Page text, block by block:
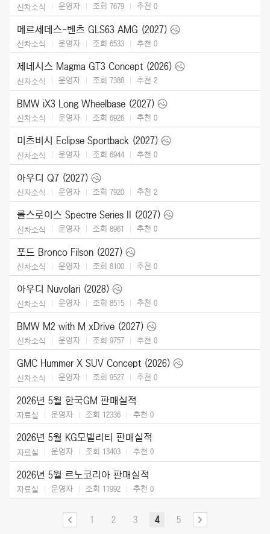
신차소식 운영자 조회 7679 추천 0
메르세데스-벤츠 GLS63 AMG (2027)
신차소식 운영자 조회 6533 추천 0
제네시스 Magma GT3 Concept (2026)
신차소식 운영자 조회 7388 추천 2
BMW iX3 Long Wheelbase (2027)
신차소식 운영자 조회 6926 추천 0
미츠비시 Eclipse Sportback (2027)
신차소식 운영자 조회 6944 추천 0
아우디 Q7 (2027)
신차소식 운영자 조회 7920 추천 2
롤스로이스 Spectre Series II (2027)
신차소식 운영자 조회 8961 추천 0
포드 Bronco Filson (2027)
신차소식 운영자 조회 8100 추천 0
아우디 Nuvolari (2028)
신차소식 운영자 조회 8515 추천 0
BMW M2 with M xDrive (2027)
신차소식 운영자 조회 9757 추천 0
GMC Hummer X SUV Concept (2026)
신차소식 운영자 조회 9527 추천 0
2026년 5월 한국GM 판매실적
자료실 운영자 조회 12336 추천 0
2026년 5월 KG모빌리티 판매실적
자료실 운영자 조회 13403 추천 0
2026년 5월 르노코리아 판매실적
자료실 운영자 조회 11992 추천 0
1 2 3 4 5